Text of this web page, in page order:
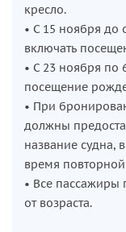
кресло.
• С 15 ноября до
включать
• С 23 ноября по
посещение
• При
должны
название судна,
время
• Все пассажиры
от возраста.